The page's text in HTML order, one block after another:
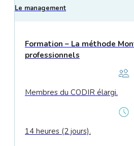
Le management
Formation – La méthode
professionnels
Membres du CODIR élargi.
14 heures (2 jours).